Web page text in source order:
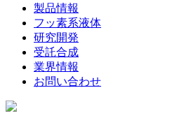
製品情報
フッ素系液体
研究開発
受託合成
業界情報
お問い合わせ